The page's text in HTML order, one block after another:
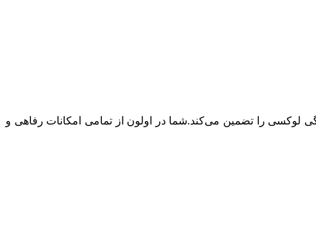
لوکسی را تضمین می‌کند.شما در اولون از تمامی امکانات رفاهی و